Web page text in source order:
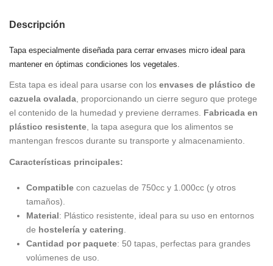
Descripción
Tapa especialmente diseñada para cerrar envases micro ideal para
mantener en óptimas condiciones los vegetales.
Esta tapa es ideal para usarse con los envases de plástico de
cazuela ovalada, proporcionando un cierre seguro que protege
el contenido de la humedad y previene derrames. Fabricada en
plástico resistente, la tapa asegura que los alimentos se
mantengan frescos durante su transporte y almacenamiento.
Características principales:
Compatible con cazuelas de 750cc y 1.000cc (y otros
tamaños).
Material: Plástico resistente, ideal para su uso en entornos
de hostelería y catering
Cantidad por paquete: 50 tapas, perfectas para grandes
volúmenes de uso.